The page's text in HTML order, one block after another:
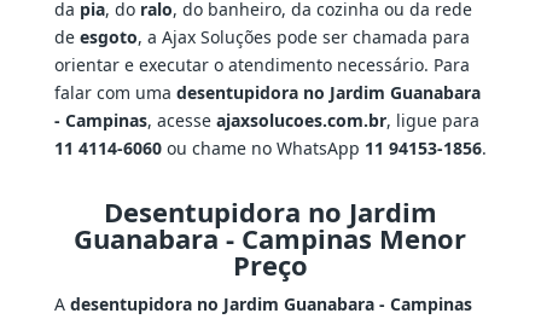
da pia, do ralo, do banheiro, da cozinha ou da rede
de esgoto, a Ajax Soluções pode ser chamada para
orientar e executar o atendimento necessário. Para
falar com uma desentupidora no Jardim Guanabara
- Campinas, acesse ajaxsolucoes.com.br, ligue para
11 4114-6060ou chame no WhatsApp 11 94153-1856.
Desentupidora no Jardim
Guanabara - Campinas Menor
Preço
A desentupidora no Jardim Guanabara - Campinas